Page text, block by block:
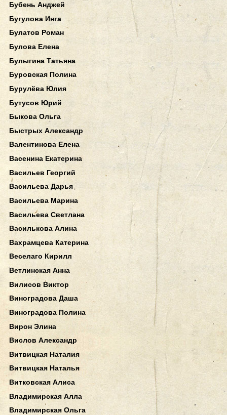
Бубень Анджей
Бугулова Инга
Булатов Роман
Булова Елена
Булыгина Татьяна
Буровская Полина
Бурулёва Юлия
Бутусов Юрий
Быкова Ольга
Быстрых Александр
Валентинова Елена
Васенина Екатерина
Васильев Георгий
Васильева Дарья
Васильева Марина
Васильева Светлана
Василькова Алина
Вахрамцева Катерина
Веселаго Кирилл
Ветлинская Анна
Вилисов Виктор
Виноградова Даша
Виноградова Полина
Вирон Элина
Вислов Александр
Витвицкая Наталия
Витвицкая Наталья
Витковская Алиса
Владимирская Алла
Владимирская Ольга